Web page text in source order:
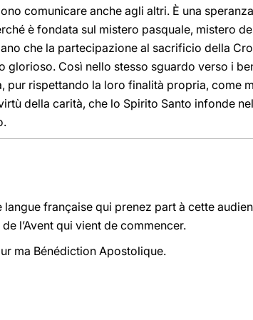
comunicare anche agli altri. È una
è fondata sul mistero pasquale, mistero
che la partecipazione al sacrificio della
Così nello stesso sguardo verso i
pur rispettando la loro finalità propria, come
della carità, che lo Spirito Santo infonde
française qui prenez part à cette
l’Avent qui vient de commencer.
ma Bénédiction Apostolique.